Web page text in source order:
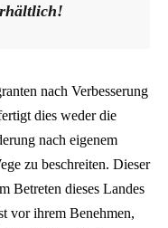
nach Verbesserung
dies weder die
nach eigenem
zu beschreiten. Dieser
Betreten dieses Landes
vor ihrem Benehmen,